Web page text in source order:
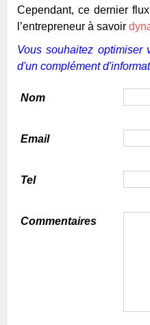
Cependant, ce dernier
l’entrepreneur à savoir
Vous souhaitez optimiser
d'un complément
Nom
Email
Tel
Commentaires